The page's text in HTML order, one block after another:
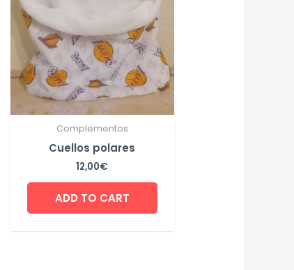
Complementos
Cuellos polares
12,00€
ADD TO CART